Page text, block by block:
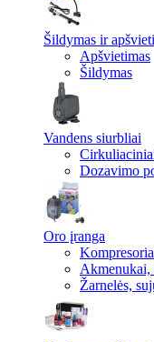
Šildymas ir
Apšvietimas
Šildymas
Vandens siurbliai
Dozavimo
Oro įranga
Akmenukai,
Žarnelės,